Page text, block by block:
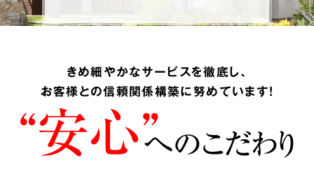
きめ細やかなサービスを徹底し、
お客様との信頼関係構築に努めています!
“安心”へのこだわり